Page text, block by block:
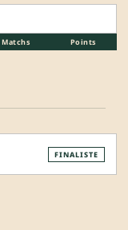
Matchs Points
FINALISTE